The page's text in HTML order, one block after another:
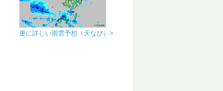
更に詳しい雨雲予想（天なび）>